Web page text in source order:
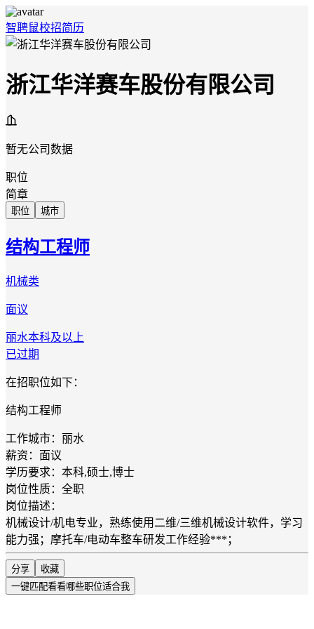
智聘鼠校招简历
浙江华洋赛车股份有限公司
暂无公司数据
职位
简章
职位 城市
结构工程师
机械类
面议
丽水本科及以上
已过期
在招职位如下：
结构工程师
工作城市：丽水
薪资：面议
学历要求：本科,硕士,博士
岗位性质：全职
岗位描述：
机械设计/机电专业，熟练使用二维/三维机械设计软件，学习
能力强；摩托车/电动车整车研发工作经验***；
分享
收藏
一键匹配看看哪些职位适合我